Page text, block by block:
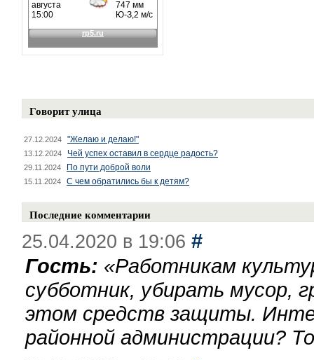
Говорит улица
27.12.2024 "Желаю и делаю!"
13.12.2024 Чей успех оставил в сердце радость?
29.11.2024 По пути доброй воли
15.11.2024 С чем обратились бы к детям?
Последние комментарии
25.04.2020 в 19:06 #
Гость: «Работникам
субботник, убирать мусор,
этом средств защиты.
районной администрации?